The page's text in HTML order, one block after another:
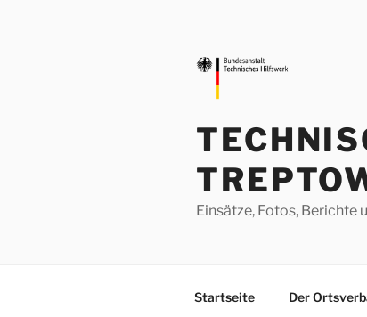
Einsätze, Fotos, Berichte
Startseite Der